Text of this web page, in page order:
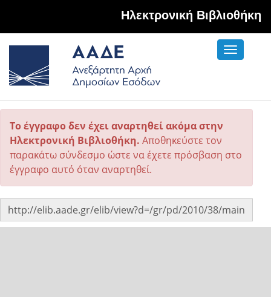
Hλεκτρονική Βιβλιοθήκη
Toggle
Το έγγραφο δεν έχει αναρτηθεί ακόμα στην
Ηλεκτρονική Βιβλιοθήκη. Αποθηκεύστε τον
παρακάτω σύνδεσμο ώστε να έχετε πρόσβαση στο
έγγραφο αυτό όταν αναρτηθεί.